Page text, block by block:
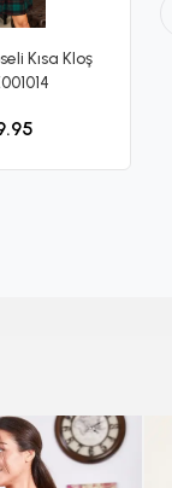
Kısa Kloş